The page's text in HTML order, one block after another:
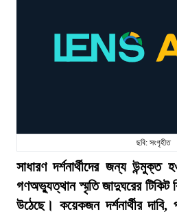
ছবি: সংগৃহীত
সাধারণ দর্শনার্থীদের জন্য
গণঅভ্যুত্থান স্মৃতি জাদুঘরের টিকিট
উঠেছে। কয়েকজন দর্শনার্থীর